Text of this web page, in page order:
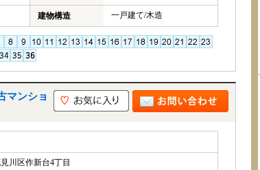
建物構造 一戸建て/木造
マンショ
川区作新台4丁目